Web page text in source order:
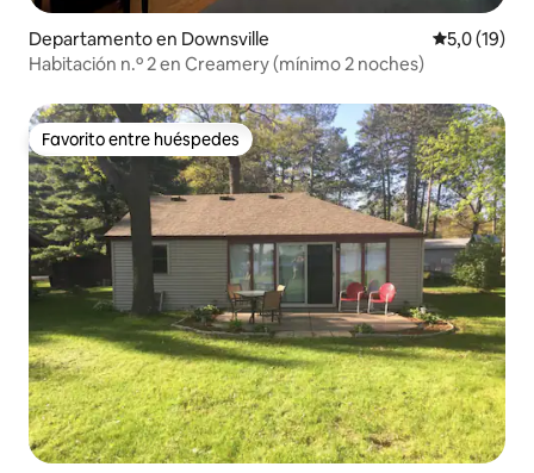
Departamento en Downsville Calificación
5,0 (19)
Habitación n.º 2 en Creamery (mínimo 2 noches)
Favorito entre huéspedes
Favorito entre huéspedes